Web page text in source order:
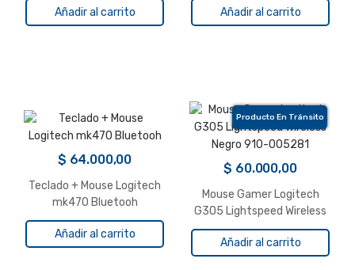
Añadir al carrito Añadir al carrito
$ 64.000,00
Teclado + Mouse Logitech
mk470 Bluetooh
Añadir al carrito
Producto En Tránsito
$ 60.000,00
Mouse Gamer Logitech
G305 Lightspeed Wireless
Negro 910-005281
Añadir al carrito